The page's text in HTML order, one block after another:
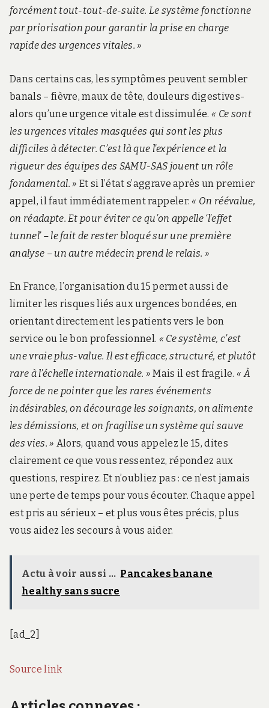
forcément tout-tout-de-suite. Le système fonctionne
par priorisation pour garantir la prise en charge
rapide des urgences vitales. »
Dans certains cas, les symptômes peuvent sembler
banals – fièvre, maux de tête, douleurs digestives-
alors qu’une urgence vitale est dissimulée.« Ce sont
les urgences vitales masquées qui sont les plus
difficiles à détecter. C’est là que l’expérience et la
rigueur des équipes des SAMU-SAS jouent un rôle
fondamental. » Et si l’état s’aggrave après un premier
appel, il faut immédiatement rappeler. « On réévalue,
on réadapte. Et pour éviter ce qu’on appelle ‘l’effet
tunnel’ – le fait de rester bloqué sur une première
analyse – un autre médecin prend le relais. »
En France, l’organisation du 15 permet aussi de
limiter les risques liés aux urgences bondées, en
orientant directement les patients vers le bon
service ou le bon professionnel. « Ce système, c’est
une vraie plus-value. Il est efficace, structuré, et plutôt
rare à l’échelle internationale. » Mais il est fragile. « À
force de ne pointer que les rares événements
indésirables, on décourage les soignants, on alimente
les démissions, et on fragilise un système qui sauve
des vies. » Alors, quand vous appelez le 15, dites
clairement ce que vous ressentez, répondez aux
questions, respirez. Et n’oubliez pas : ce n’est jamais
une perte de temps pour vous écouter. Chaque appel
est pris au sérieux – et plus vous êtes précis, plus
vous aidez les secours à vous aider.
Actu à voir aussi ... Pancakes banane
healthy sans sucre
[ad_2]
Source link